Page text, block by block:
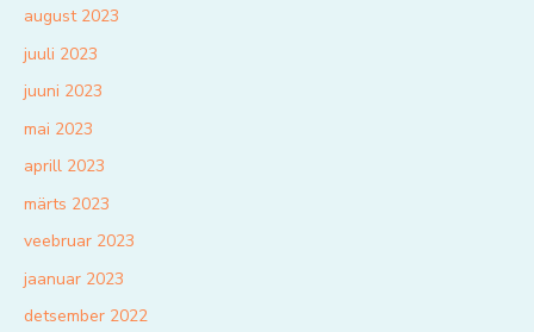
august 2023
juuli 2023
juuni 2023
mai 2023
aprill 2023
märts 2023
veebruar 2023
jaanuar 2023
detsember 2022